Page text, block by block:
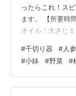
ったらこれ！ス
ます。 【所要時
オイル：大さじ
く千切りした方
よく揉み込みま
分程度馴染ませ
てOK。④柔らか
#千切り器 #人参
#小鉢 #野菜 #